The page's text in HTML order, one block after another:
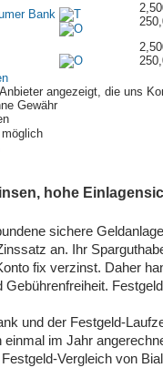
angezeigt, die uns
Gewähr
hohe
sichere
an. Ihr
fix verzinst. Daher
Gebührenfreiheit.
und der Festgeld-
im Jahr
Vergleich von